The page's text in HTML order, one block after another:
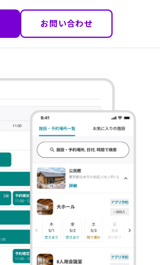
お問い合わせ